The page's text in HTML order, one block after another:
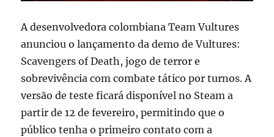
A desenvolvedora colombiana Team Vultures
anunciou o lançamento da demo de Vultures:
Scavengers of Death, jogo de terror e
sobrevivência com combate tático por turnos. A
versão de teste ficará disponível no Steam a
partir de 12 de fevereiro, permitindo que o
público tenha o primeiro contato com a